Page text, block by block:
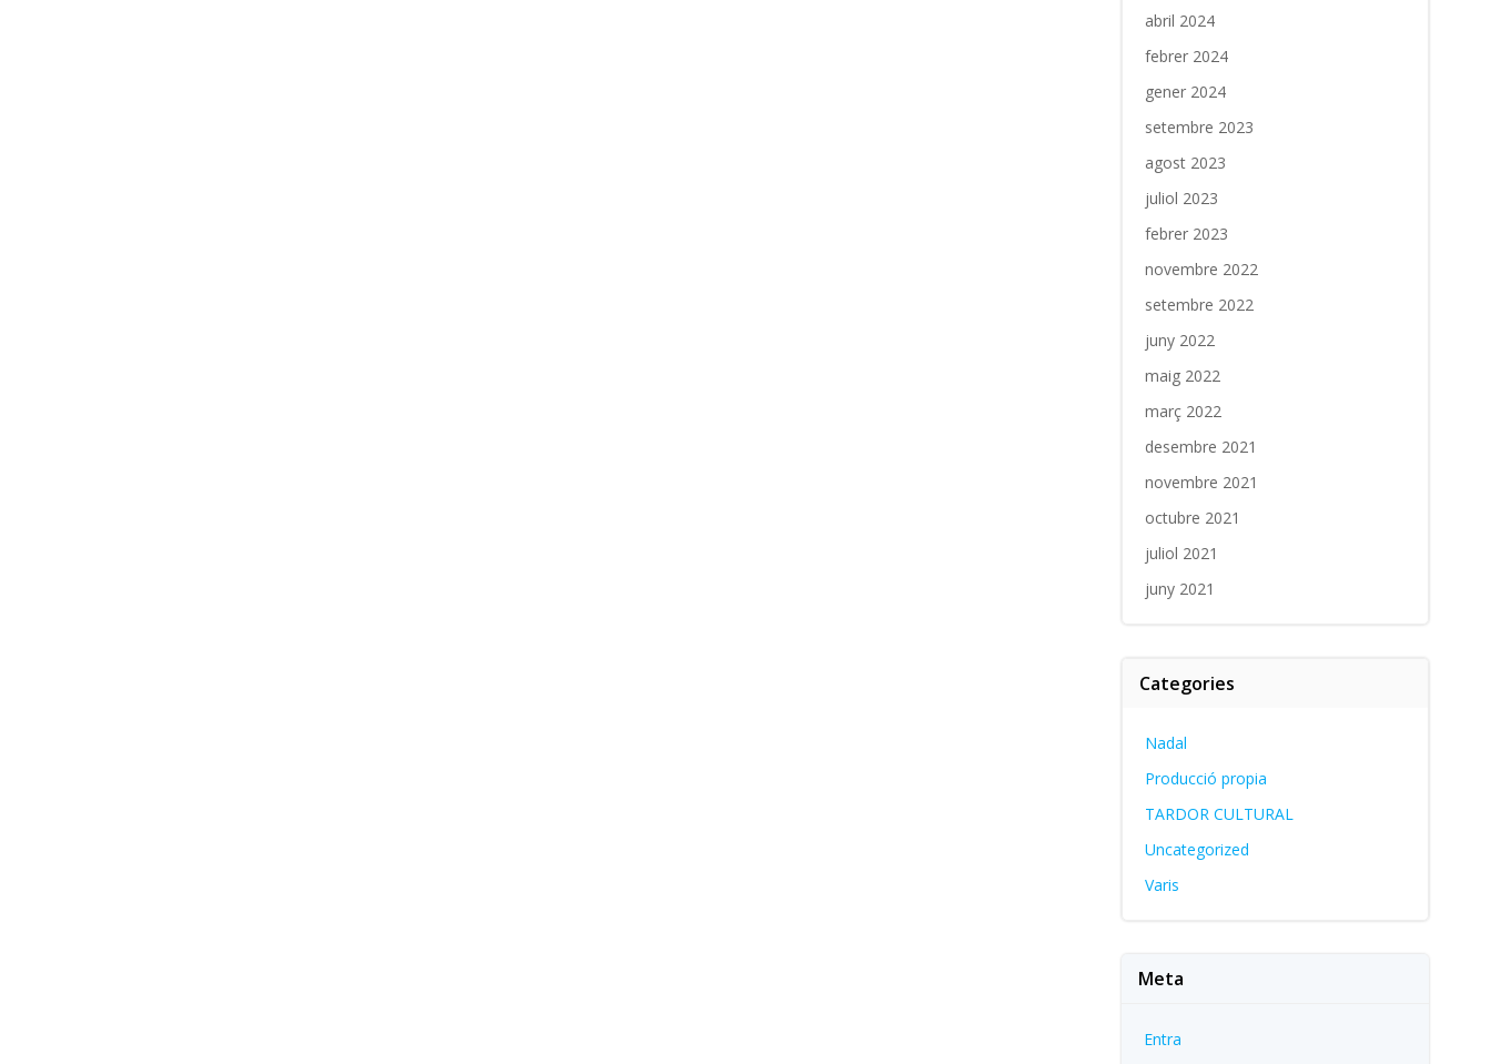
abril 2024
febrer 2024
gener 2024
setembre 2023
agost 2023
juliol 2023
febrer 2023
novembre 2022
setembre 2022
juny 2022
maig 2022
març 2022
desembre 2021
novembre 2021
octubre 2021
juliol 2021
juny 2021
Categories
Nadal
Producció propia
TARDOR CULTURAL
Uncategorized
Varis
Meta
Entra